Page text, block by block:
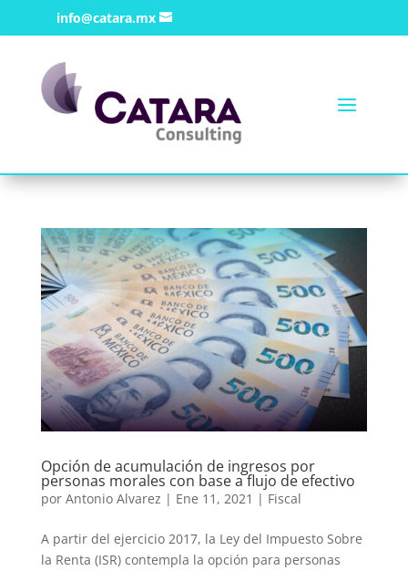
info@catara.mx
Opción de acumulación de ingresos por
personas morales con base a flujo de efectivo
por Antonio Alvarez | Ene 11, 2021 | Fiscal
A partir del ejercicio 2017, la Ley del Impuesto Sobre
la Renta (ISR) contempla la opción para personas